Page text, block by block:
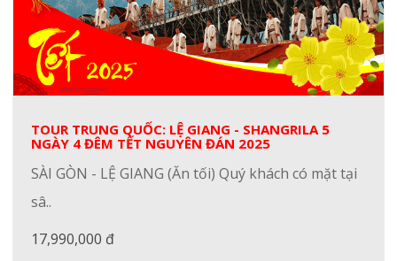
TOUR TRUNG QUỐC: LỆ GIANG - SHANGRILA 5
NGÀY 4 ĐÊM TẾT NGUYÊN ĐÁN 2025
SÀI GÒN - LỆ GIANG (Ăn tối) Quý khách có mặt tại
sâ..
17,990,000 đ